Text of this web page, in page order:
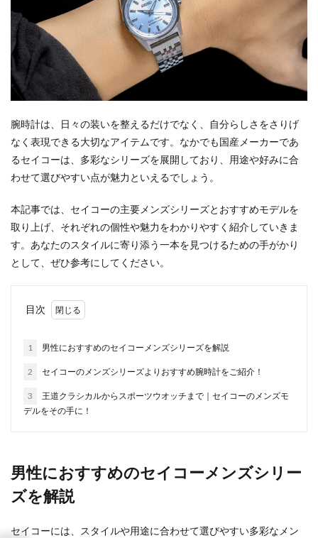
腕時計は、日々の装いを整えるだけでなく、自分らしさをさりげ
なく表現できる大切なアイテムです。なかでも国産メーカーであ
るセイコーは、多彩なシリーズを展開しており、用途や好みに合
わせて選びやすい点が魅力といえるでしょう。
本記事では、セイコーの主要メンズシリーズとおすすめモデルを
取り上げ、それぞれの個性や魅力をわかりやすく紹介していきま
す。あなたのスタイルに寄り添う一本を見つけるための手がかり
として、ぜひ参考にしてください。
目次
1 男性におすすめのセイコーメンズシリーズを解説
2 セイコーのメンズシリーズよりおすすめ腕時計をご紹介！
3
王道クラシカルからスポーツウオッチまで｜セイコーのメンズモ
デルをその手に！
男性におすすめのセイコーメンズシリー
ズを解説
セイコーには、スタイルや用途に合わせて選びやすい多彩なメン